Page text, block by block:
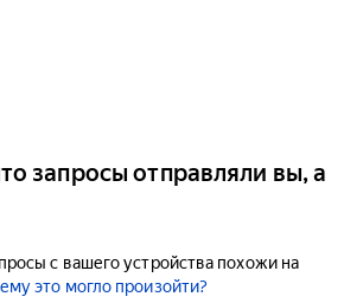
запросы отправляли вы, а
с вашего устройства похожи на
это могло произойти?